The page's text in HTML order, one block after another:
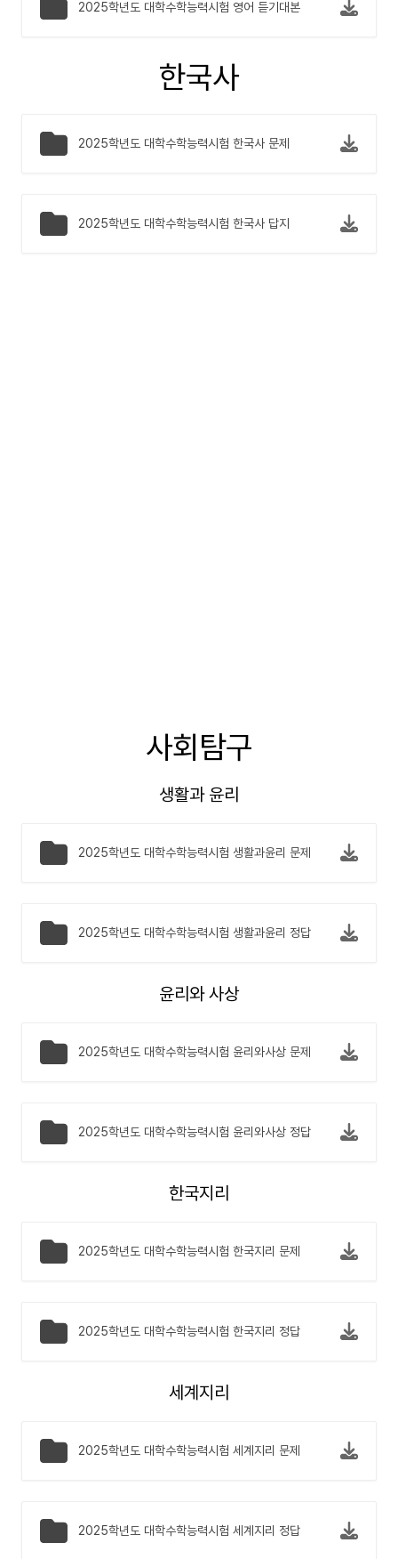
2025학년도 대학수학능력시험 영어 듣기대본
한국사
2025학년도 대학수학능력시험 한국사 문제
2025학년도 대학수학능력시험 한국사 답지
사회탐구
생활과 윤리
2025학년도 대학수학능력시험 생활과윤리 문제
2025학년도 대학수학능력시험 생활과윤리 정답
윤리와 사상
2025학년도 대학수학능력시험 윤리와사상 문제
2025학년도 대학수학능력시험 윤리와사상 정답
한국지리
2025학년도 대학수학능력시험 한국지리 문제
2025학년도 대학수학능력시험 한국지리 정답
세계지리
2025학년도 대학수학능력시험 세계지리 문제
2025학년도 대학수학능력시험 세계지리 정답